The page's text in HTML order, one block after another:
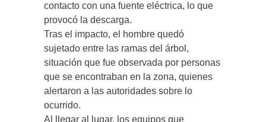
contacto con una fuente eléctrica, lo que
provocó la descarga.
Tras el impacto, el hombre quedó
sujetado entre las ramas del árbol,
situación que fue observada por personas
que se encontraban en la zona, quienes
alertaron a las autoridades sobre lo
ocurrido.
Al llegar al lugar, los equipos que